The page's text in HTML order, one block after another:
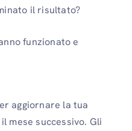
il risultato?
funzionato e
aggiornare la tua
mese successivo. Gli